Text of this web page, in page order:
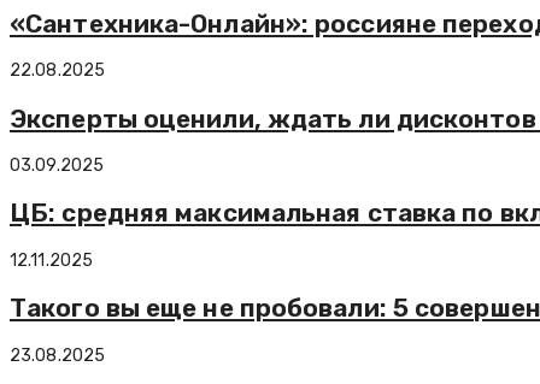
«Сантехника-Онлайн»: россияне
22.08.2025
Эксперты оценили, ждать ли
03.09.2025
ЦБ: средняя максимальная ставка по
12.11.2025
Такого вы еще не пробовали: 5
23.08.2025